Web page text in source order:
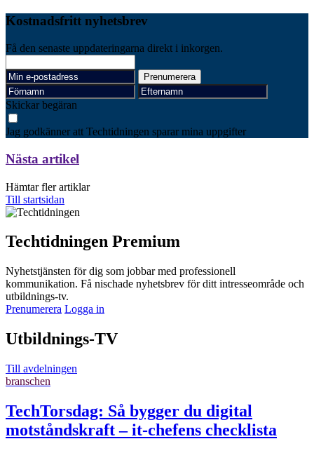
Kostnadsfritt nyhetsbrev
Få den senaste uppdateringarna direkt i inkorgen.
Skickar begäran
Jag godkänner att Techtidningen sparar mina uppgifter
Nästa artikel
Hämtar fler artiklar
Till startsidan
Techtidningen Premium
Nyhetstjänsten för dig som jobbar med professionell
kommunikation. Få nischade nyhetsbrev för ditt intresseområde och
utbildnings-tv.
Prenumerera Logga in
Utbildnings-TV
Till avdelningen
branschen
TechTorsdag: Så bygger du digital
motståndskraft – it-chefens checklista